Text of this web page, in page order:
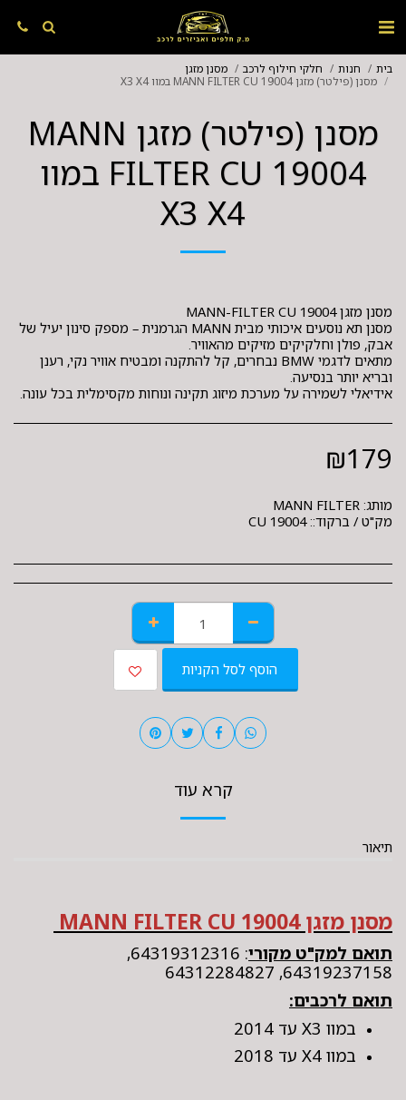
בית חנות חלקי חילוף לרכב
מסנן מזגן
מסנן (פילטר) מזגן MANN FILTER CU 19004 במוו X3 X4
מסנן (פילטר) מזגן MANN
FILTER CU 19004 במוו
X3 X4
מסנן תא נוסעים איכותי מבית MANN הגרמנית – מספק סינון יעיל של
מתאים לדגמי BMW נבחרים, קל להתקנה ומבטיח אוויר נקי, רענן
אידיאלי לשמירה על מערכת מיזוג תקינה ונוחות מקסימלית בכל עונה.
₪179
מותג: MANN FILTER
מק"ט / ברקוד:: CU 19004
הוסף לסל הקניות
קרא עוד
תיאור
מסנן מזגן MANN FILTER CU 19004
תואם למק"ט מקורי
: 64319312316,
64319237158, 64312284827
תואם לרכבים:
במוו X3 עד 2014
במוו X4 עד 2018